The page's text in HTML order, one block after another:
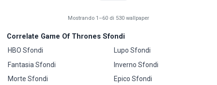
Mostrando 1–60 di 530 wallpaper
Correlate Game Of Thrones Sfondi
HBO Sfondi
Fantasia Sfondi
Morte Sfondi
Lupo Sfondi
Inverno Sfondi
Epico Sfondi